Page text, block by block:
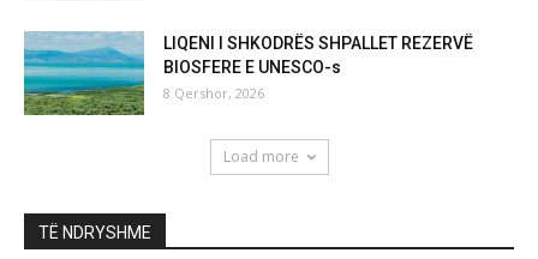
LIQENI I SHKODRËS SHPALLET REZERVË
BIOSFERE E UNESCO-s
8 Qershor, 2026
Load more
TË NDRYSHME